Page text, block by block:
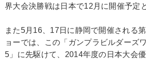
界大会決勝戦は日本で12月に開催予定
また5月16、17日に静岡で開催される
ョーでは、この「ガンプラビルダーズ
5」に先駆けて、2014年度の日本大会